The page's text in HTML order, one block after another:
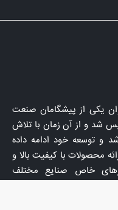
یکی از پیشگامان صنعت
در سال 1386 تأسیس شد و از آن زمان با تلاش
و توسعه خود ادامه داده
محصولات با کیفیت بالا و
خاص صنایع مختلف